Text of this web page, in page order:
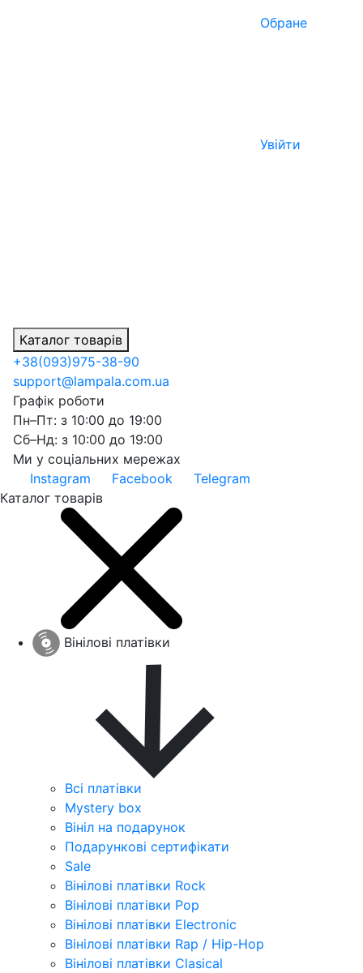
Обране
Увійти
Каталог товарів
+38(093)975-38-90
support@lampala.com.ua
Графік роботи
Пн–Пт: з 10:00 до 19:00
Сб–Нд: з 10:00 до 19:00
Ми у соціальних мережах
Instagram
Facebook
Telegram
Каталог товарів
Вінілові платівки
Всі платівки
Mystery box
Вініл на подарунок
Подарункові сертифікати
Sale
Вінілові платівки Rock
Вінілові платівки Pop
Вінілові платівки Electronic
Вінілові платівки Rap / Hip-Hop
Вінілові платівки Clasical